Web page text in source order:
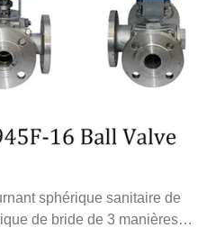
sphérique sanitaire de
de bride de 3 manières